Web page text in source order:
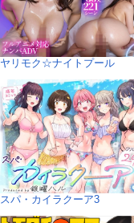
ヤリモク☆ナイトプール
スパ・カイラクーア3